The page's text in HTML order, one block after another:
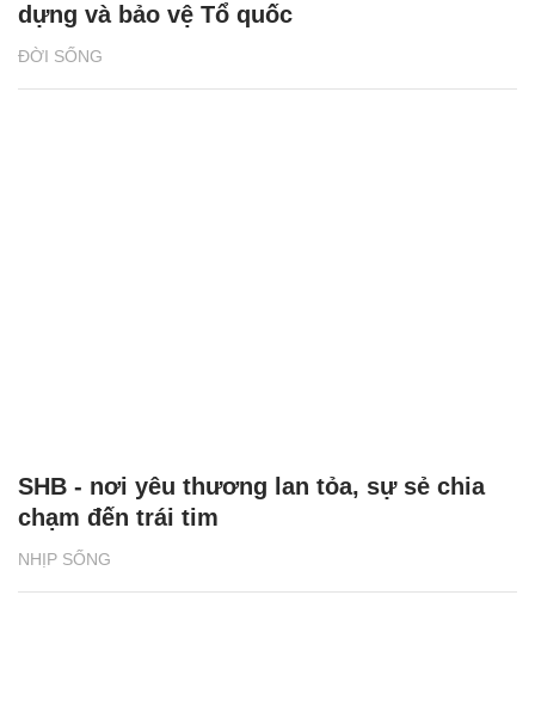
ĐỜI SỐNG
dựng và bảo vệ Tổ quốc
NHỊP SỐNG
SHB - nơi yêu thương lan tỏa, sự sẻ chia
chạm đến trái tim